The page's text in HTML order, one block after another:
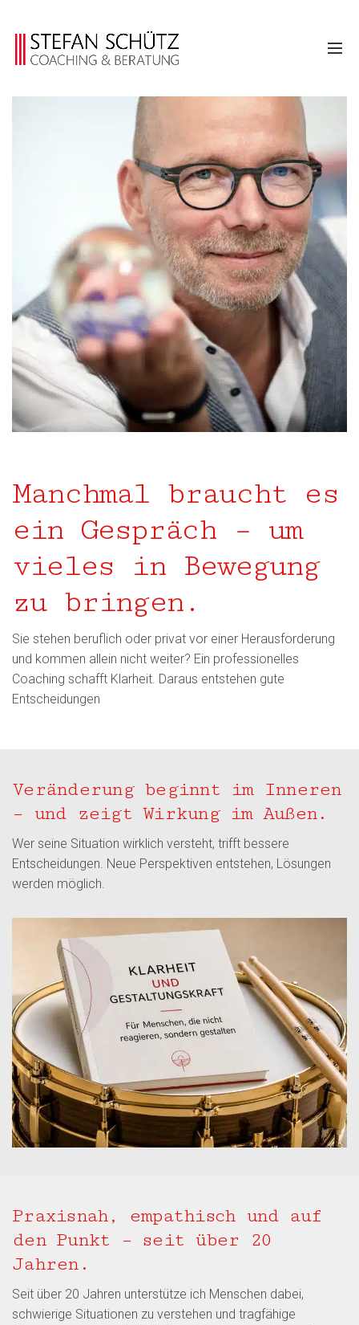
Manchmal braucht es
ein Gespräch – um
vieles in Bewegung
zu bringen.
Sie stehen beruflich oder privat vor einer Herausforderung
und kommen allein nicht weiter? Ein professionelles
Coaching schafft Klarheit. Daraus entstehen gute
Entscheidungen
Veränderung beginnt im Inneren
– und zeigt Wirkung im Außen.
Wer seine Situation wirklich versteht, trifft bessere
Entscheidungen. Neue Perspektiven entstehen, Lösungen
werden möglich.
Praxisnah, empathisch und auf
den Punkt – seit über 20
Jahren.
Seit über 20 Jahren unterstütze ich Menschen dabei,
schwierige Situationen zu verstehen und tragfähige